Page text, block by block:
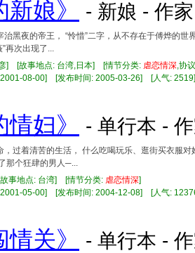
娘》 - 新娘 - 作
治黑夜的帝王， “怜惜”二字，从不存在于傅烨
再次出现了...
] [故事地点: 台湾,日本] [情节分类: 虐恋情深 ,协
08-00] [发布时间: 2005-03-26] [人气:
妇》 - 单行本 -
，过着清苦的生活， 什么吃喝玩乐、逛街买衣服
那个狂肆的男人─...
事地点: 台湾] [情节分类: 虐恋情深]
05-00] [发布时间: 2004-12-08] [人气:
关》 - 单行本 -